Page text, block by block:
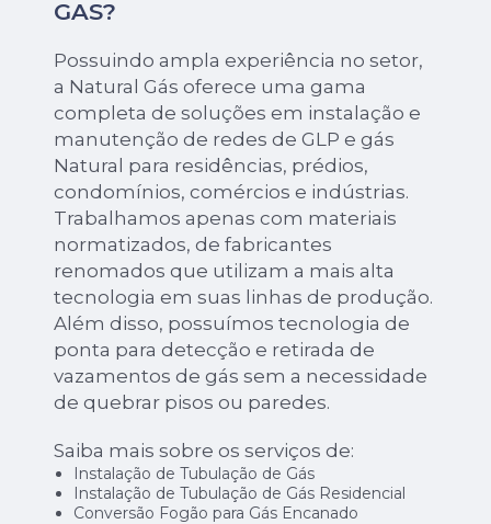
GAS?
Possuindo ampla experiência no setor,
a Natural Gás oferece uma gama
completa de soluções em instalação e
manutenção de redes de GLP e gás
Natural para residências, prédios,
condomínios, comércios e indústrias.
Trabalhamos apenas com materiais
normatizados, de fabricantes
renomados que utilizam a mais alta
tecnologia em suas linhas de produção.
Além disso, possuímos tecnologia de
ponta para detecção e retirada de
vazamentos de gás sem a necessidade
de quebrar pisos ou paredes.
Saiba mais sobre os serviços de:
Instalação de Tubulação de Gás
Instalação de Tubulação de Gás Residencial
Conversão Fogão para Gás Encanado